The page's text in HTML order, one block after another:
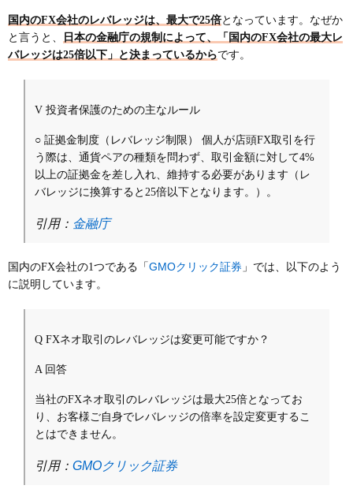
国内のFX会社のレバレッジは、最大で25倍となっています。なぜか
と言うと、
日本の金融庁の規制によって、「国内のFX会社の最大レ
バレッジは25倍以下」と決まっているからです。
V 投資者保護のための主なルール
○ 証拠金制度（レバレッジ制限） 個人が店頭FX取引を行
う際は、通貨ペアの種類を問わず、取引金額に対して4%
以上の証拠金を差し入れ、維持する必要があります（レ
バレッジに換算すると25倍以下となります。）。
引用： 金融庁
国内のFX会社の1つである「 GMOクリック証券 」では、以下のよう
に説明しています。
Q FXネオ取引のレバレッジは変更可能ですか？
A 回答
当社のFXネオ取引のレバレッジは最大25倍となってお
り、お客様ご自身でレバレッジの倍率を設定変更するこ
とはできません。
引用： GMOクリック証券